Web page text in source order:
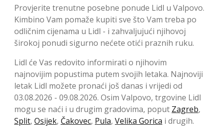
Provjerite trenutne posebne ponude Lidl u Valpovo.
Kimbino Vam pomaže kupiti sve što Vam treba po
odličnim cijenama u Lidl - i zahvaljujući njihovoj
širokoj ponudi sigurno nećete otići praznih ruku.
Lidl će Vas redovito informirati o njihovim
najnovijim popustima putem svojih letaka. Najnoviji
letak Lidl možete pronaći još danas i vrijedi od
03.08.2026 - 09.08.2026. Osim Valpovo, trgovine Lidl
mogu se naći i u drugim gradovima, poput Zagreb,
Split, Osijek, Čakovec, Pula, Velika Gorica i drugih.